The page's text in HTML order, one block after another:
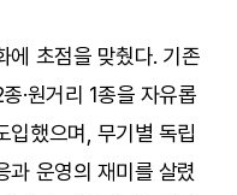
에 초점을 맞췄다. 기존
·원거리 1종을 자유롭
입했으며, 무기별 독립
과 운영의 재미를 살렸